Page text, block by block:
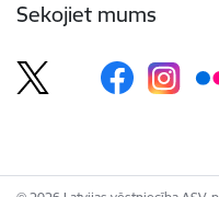
Sekojiet mums